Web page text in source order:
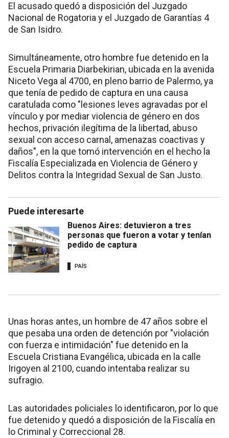
El acusado quedó a disposición del Juzgado
Nacional de Rogatoria y el Juzgado de Garantías 4
de San Isidro.
Simultáneamente, otro hombre fue detenido en la
Escuela Primaria Diarbekirian, ubicada en la avenida
Niceto Vega al 4700, en pleno barrio de Palermo, ya
que tenía de pedido de captura en una causa
caratulada como "lesiones leves agravadas por el
vínculo y por mediar violencia de género en dos
hechos, privación ilegítima de la libertad, abuso
sexual con acceso carnal, amenazas coactivas y
daños", en la que tomó intervención en el hecho la
Fiscalía Especializada en Violencia de Género y
Delitos contra la Integridad Sexual de San Justo.
Puede interesarte
Buenos Aires: detuvieron a tres
personas que fueron a votar y tenían
pedido de captura
PAÍS
Unas horas antes, un hombre de 47 años sobre el
que pesaba una orden de detención por "violación
con fuerza e intimidación" fue detenido en la
Escuela Cristiana Evangélica, ubicada en la calle
Irigoyen al 2100, cuando intentaba realizar su
sufragio.
Las autoridades policiales lo identificaron, por lo que
fue detenido y quedó a disposición de la Fiscalía en
lo Criminal y Correccional 28.